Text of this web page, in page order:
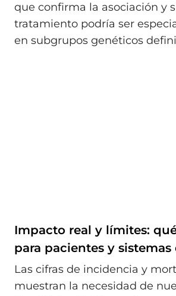
que confirma la asociación y
tratamiento podría ser
en subgrupos genéticos
Impacto real y límites:
para pacientes y sistemas
Las cifras de incidencia y
muestran la necesidad de